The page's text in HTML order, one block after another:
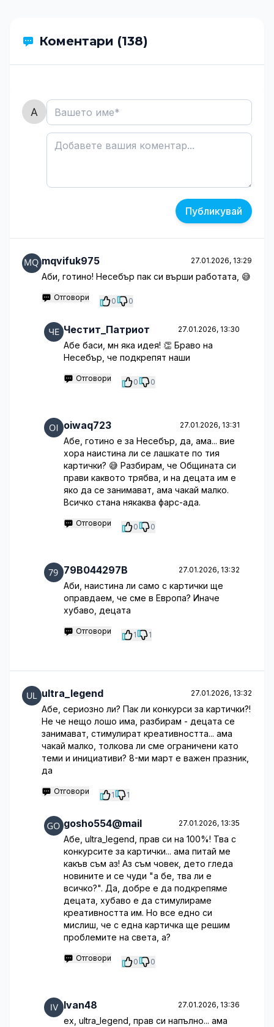
Коментари (138)
Публикувай
mqvifuk975 27.01.2026, 13:29
Аби, готино! Несебър пак си върши работата, 😅
Отговори 0 0
Честит_Патриот 27.01.2026, 13:30
Абе баси, мн яка идея! 👏 Браво на
Несебър, че подкрепят наши
Отговори 0 0
oiwaq723 27.01.2026, 13:31
Абе, готино е за Несебър, да, ама... вие
хора наистина ли се лашкате по тия
картички? 😅 Разбирам, че Общината си
прави каквото трябва, и на децата им е
яко да се занимават, ама чакай малко.
Всичко стана някаква фарс-ада.
Отговори 0 0
79B044297B 27.01.2026, 13:32
Аби, наистина ли само с картички ще
оправдаем, че сме в Европа? Иначе
хубаво, децата
Отговори 1 1
ultra_legend 27.01.2026, 13:32
Абе, сериозно ли? Пак ли конкурси за картички?!
Не че нещо лошо има, разбирам - децата се
занимават, стимулират креативността... ама
чакай малко, толкова ли сме ограничени като
теми и инициативи? 8-ми март е важен празник,
да
Отговори 1 1
gosho554@mail 27.01.2026, 13:35
Абе, ultra_legend, прав си на 100%! Тва с
конкурсите за картички... ама питай ме
какъв съм аз! Аз съм човек, дето гледа
новините и се чуди "а бе, тва ли е
всичко?". Да, добре е да подкрепяме
децата, хубаво е да стимулираме
креативността им. Но все едно си
мислиш, че с една картичка ще решим
проблемите на света, а?
Отговори 0 0
Ivan48 27.01.2026, 13:36
ех, ultra_legend, прав си напълно... ама